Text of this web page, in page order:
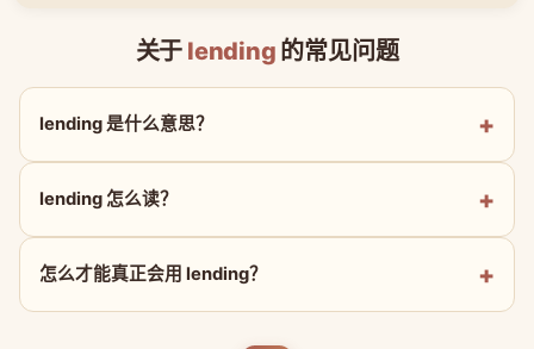
关于 lending 的常见问题
lending 是什么意思？
lending 怎么读？
怎么才能真正会用 lending？